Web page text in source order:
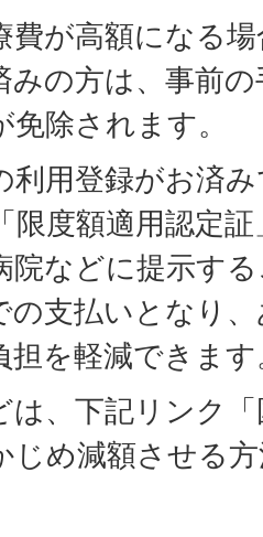
費が高額になる
みの方は、事前
除されます。
利用登録がお済
限度額適用認定
院などに提示す
の支払いとなり
担を軽減できます
は、下記リンク
じめ減額させる